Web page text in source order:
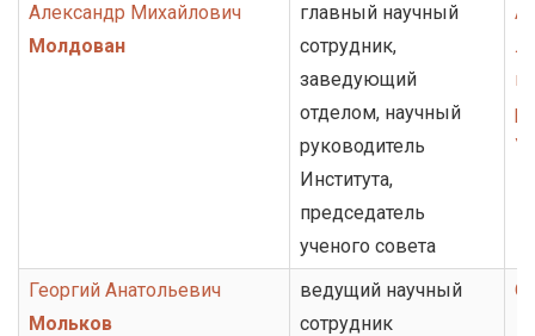
Александр Михайлович
Молдован
главный научный
сотрудник,
заведующий
отделом, научный
руководитель
Института,
председатель
ученого совета
Георгий Анатольевич
Мольков
ведущий научный
сотрудник